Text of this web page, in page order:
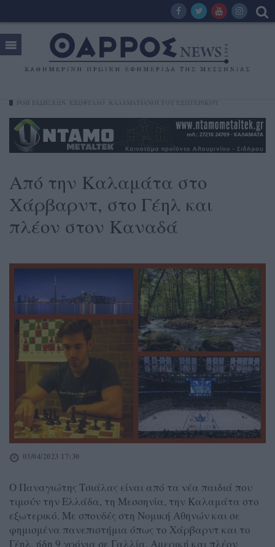
Από την Καλαμάτα στο
Χάρβαρντ, στο Γέηλ και
πλέον στον Καναδά
03/04/2023 17:30
Ο Παναγιώτης Τσιάλας είναι από τα νέα παιδιά που
τιμούν την Ελλάδα, τη Μεσσηνία, την Καλαμάτα στο
εξωτερικό. Με σπουδές στη Νομική Αθηνών και σε
φημισμένα πανεπιστήμια όπως το Χάρβαρντ και το
Γέηλ, ήδη 9 χρόνια σε Γαλλία, Αμερική και πλέον